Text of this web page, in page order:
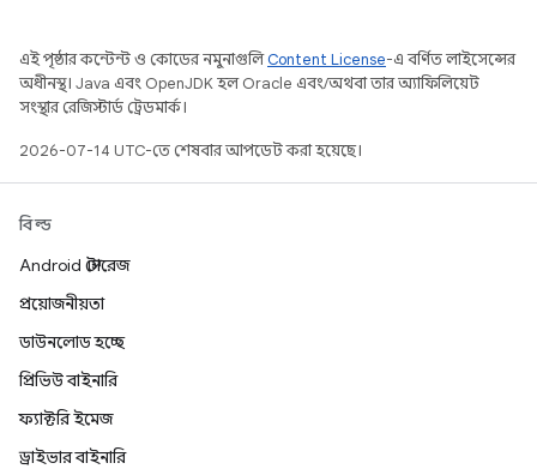
এই পৃষ্ঠার কন্টেন্ট ও কোডের নমুনাগুলিContent License-এ বর্ণিত লাইসেন্সের
অধীনস্থ। Java এবং OpenJDK হল Oracle এবং/অথবা তার অ্যাফিলিয়েট
সংস্থার রেজিস্টার্ড ট্রেডমার্ক।
2026-07-14 UTC-তে শেষবার আপডেট করা হয়েছে।
বিল্ড
Android স্টোরেজ
প্রয়োজনীয়তা
ডাউনলোড হচ্ছে
প্রিভিউ বাইনারি
ফ্যাক্টরি ইমেজ
ড্রাইভার বাইনারি